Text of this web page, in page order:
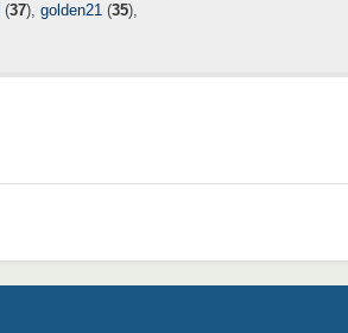
(37), golden21 (35),